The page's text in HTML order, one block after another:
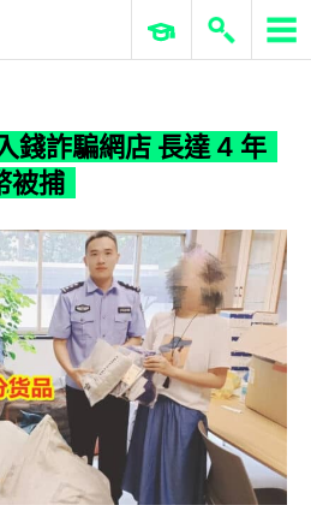
ERP 與商業 AI
錢詐騙網店 長達 4 年
被捕